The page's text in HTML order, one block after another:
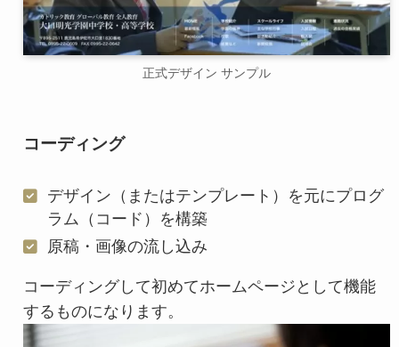
正式デザイン サンプル
コーディング
デザイン（またはテンプレート）を元にプログ
ラム（コード）を構築
原稿・画像の流し込み
コーディングして初めてホームページとして機能
するものになります。